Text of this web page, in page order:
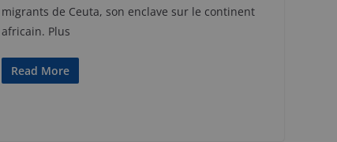
migrants de Ceuta, son enclave sur le continent
africain. Plus
Read More